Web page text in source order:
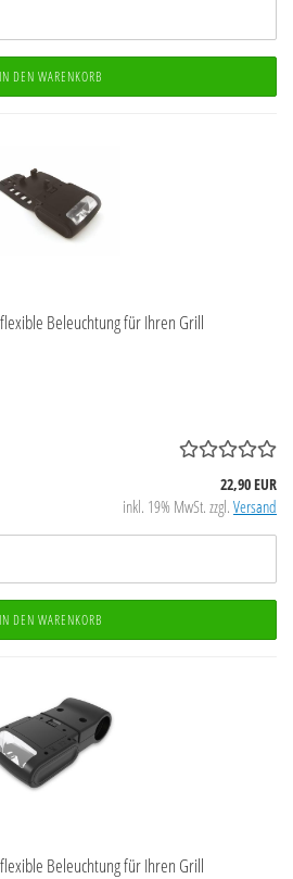
IN DEN WARENKORB
Beleuchtung für Ihren Grill
22,90 EUR
inkl. 19% MwSt. zzgl. Versand
IN DEN WARENKORB
Beleuchtung für Ihren Grill